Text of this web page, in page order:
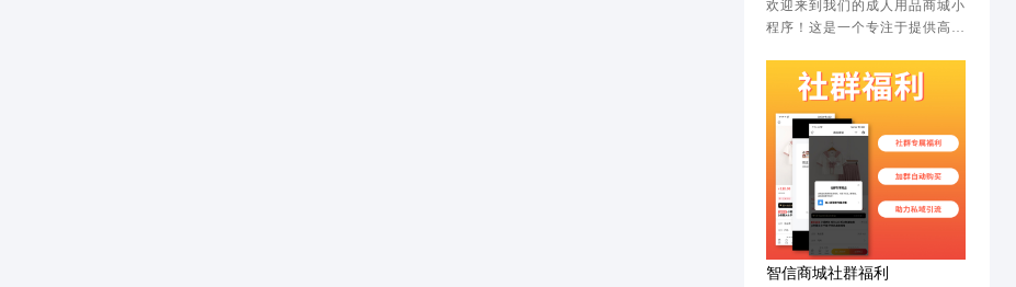
欢迎来到我们的成人用品商城小
程序！这是一个专注于提供高质
台的线上商城。<br/>特色亮
点：<br/>精选商品：我们精选
各类成人用品，确保每一件商品
都符合品质标准，满足您的不同
需求。<br/>隐私保护：我们非
常重视用户的隐私安全，全程采
用加密技术，确保您的购物过程
安全、私密。<br/>快速配送：
我们与多家物流合作，确保商品
在预期时间内送达您手中。<br/
智信商城社群福利